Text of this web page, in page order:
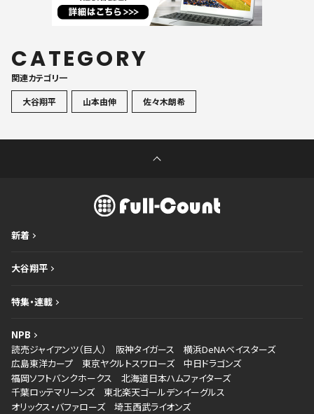
CATEGORY
関連カテゴリ一
大谷翔平
山本由伸 佐々木朗希
新着
大谷翔平
特集・連載
NPB
読売ジャイアンツ（巨人）
阪神タイガース
横浜DeNAベイスターズ
広島東洋カープ
東京ヤクルトスワローズ
中日ドラゴンズ
福岡ソフトバンクホークス
北海道日本ハムファイターズ
千葉ロッテマリーンズ
東北楽天ゴールデンイーグルス
オリックス・バファローズ
埼玉西武ライオンズ